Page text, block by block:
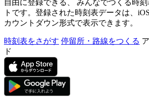
自由に登録できる、 みんなでつくる時
トです。登録された時刻表データは、
カウントダウン形式で表示できます。
時刻表をさがす 停留所・路線をつくる
ド